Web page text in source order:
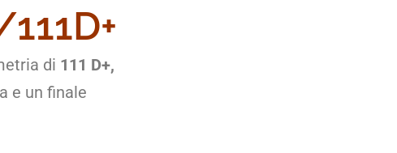
di 111 D+,
e un finale